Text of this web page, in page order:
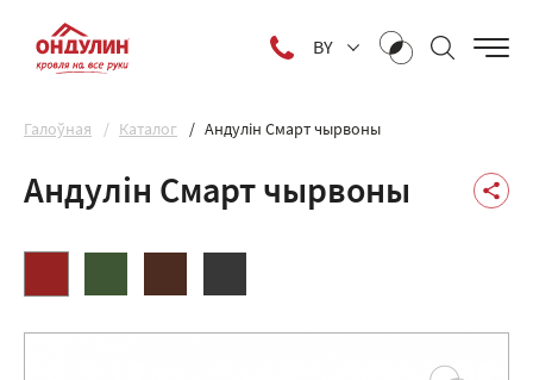
BY
Галоўная Каталог Андулін Смарт чырвоны
Андулін Смарт чырвоны